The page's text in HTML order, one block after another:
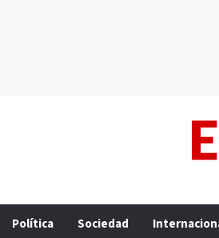
Política Sociedad